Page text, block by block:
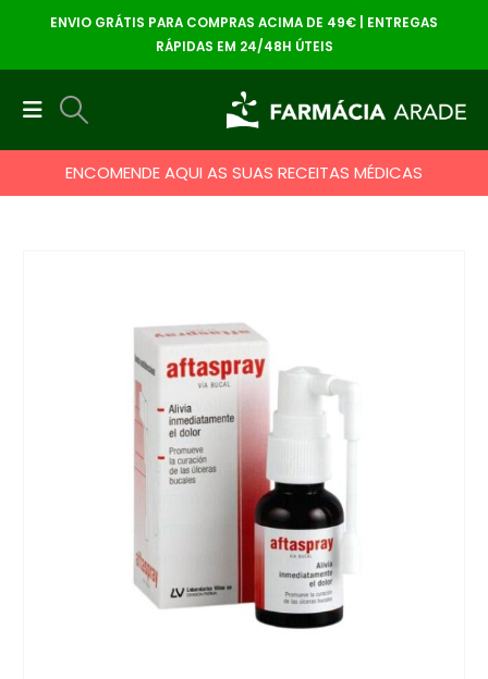
ENVIO GRÁTIS PARA COMPRAS ACIMA DE 49€ | ENTREGAS
RÁPIDAS EM 24/48H ÚTEIS
ENCOMENDE AQUI AS SUAS RECEITAS MÉDICAS